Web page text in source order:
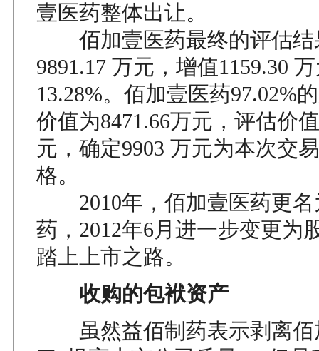
壹医药整体出让。
佰加壹医药最终的评估结
9891.17 万元，增值1159.30
13.28%。佰加壹医药97.02%
价值为8471.66万元，评估价
元，确定9903 万元为本次交
格。
2010年，佰加壹医药更名
药，2012年6月进一步变更为
踏上上市之路。
收购的包袱资产
虽然益佰制药表示剥离佰